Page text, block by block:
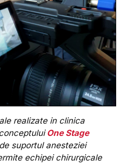
realizate in clinica
One Stage
suportul anesteziei
echipei chirurgicale